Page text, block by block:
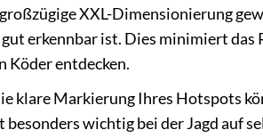
XXL-Dimensionierung
erkennbar ist. Dies minimiert das
Köder entdecken.
klare Markierung Ihres Hotspots
wichtig bei der Jagd auf